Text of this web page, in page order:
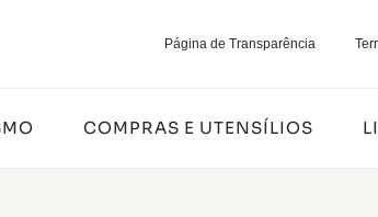
Página de Transparência
COMPRAS E UTENSÍLIOS